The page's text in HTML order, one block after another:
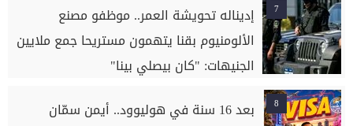
7
إديناله تحويشة العمر.. موظفو مصنع
الألومنيوم بقنا يتهمون مستريحا جمع ملايين
الجنيهات: "كان بيصلي بينا"
8
بعد 16 سنة في هوليوود.. أيمن سمّان